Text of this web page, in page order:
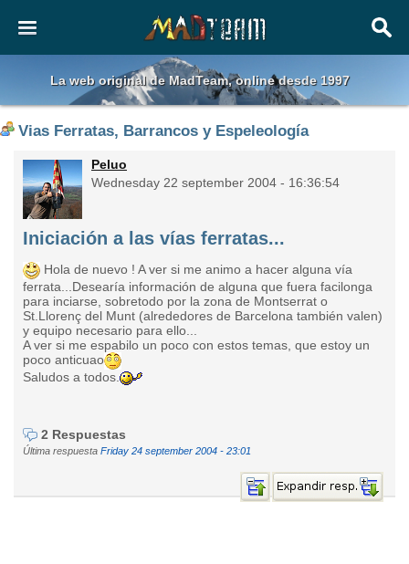
La web original de MadTeam, online desde 1997
Vias Ferratas, Barrancos y Espeleología
Peluo
Wednesday 22 september 2004 - 16:36:54
Iniciación a las vías ferratas...
Hola de nuevo ! A ver si me animo a hacer alguna vía
ferrata...Desearía información de alguna que fuera facilonga
para inciarse, sobretodo por la zona de Montserrat o
St.Llorenç del Munt (alrededores de Barcelona también valen)
y equipo necesario para ello...
A ver si me espabilo un poco con estos temas, que estoy un
poco anticuao
Saludos a todos.
2 Respuestas
Última respuesta Friday 24 september 2004 - 23:01